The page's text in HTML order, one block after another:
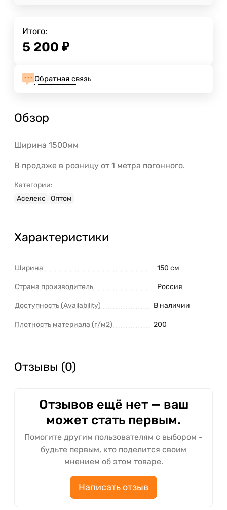
Итого:
5 200 ₽
Обратная связь
Обзор
Ширина 1500мм
В продаже в розницу от 1 метра погонного.
Категории:
Аселекс
Оптом
Характеристики
Ширина 150 см
Страна производитель Россия
Доступность (Availability) В наличии
Плотность материала (г/м2) 200
Отзывы (0)
Отзывов ещё нет — ваш
может стать первым.
Помогите другим пользователям с выбором -
будьте первым, кто поделится своим
мнением об этом товаре.
Написать отзыв